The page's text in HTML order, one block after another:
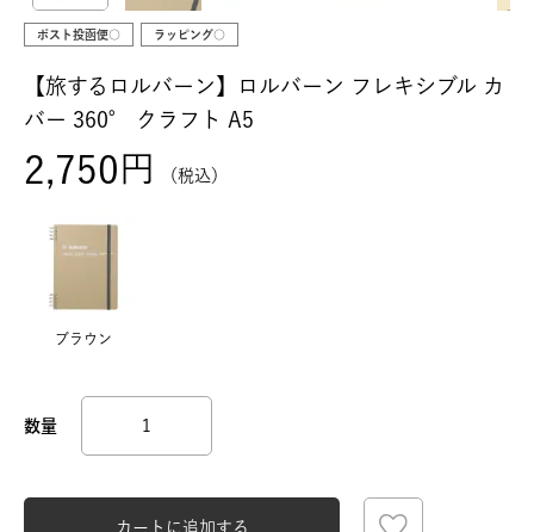
ポスト投函便○ ラッピング○
【旅するロルバーン】ロルバーン フレキシブル カ
バー 360° クラフト A5
2,750 税込
ブラウン
カートに追加する